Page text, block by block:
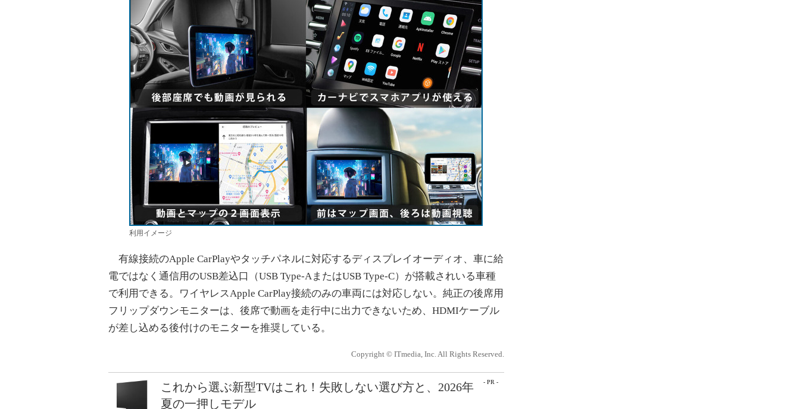
利用イメージ
有線接続のApple CarPlayやタッチパネルに対応するディスプレイオーディオ、車に給
電ではなく通信用のUSB差込口（USB Type-AまたはUSB Type-C）が搭載されいる車種
で利用できる。ワイヤレスApple CarPlay接続のみの車両には対応しない。純正の後席用
フリップダウンモニターは、後席で動画を走行中に出力できないため、HDMIケーブル
が差し込める後付けのモニターを推奨している。
Copyright © ITmedia, Inc. All Rights Reserved.
- PR -
これから選ぶ新型TVはこれ！失敗しない選び方と、2026年
夏の一押しモデル